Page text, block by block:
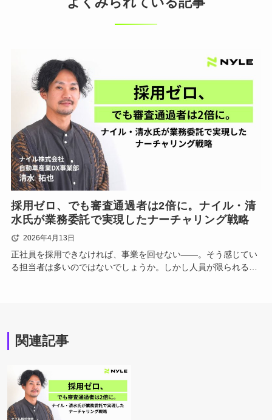
採用ゼロ、でも審査通過者は2倍に。ナイル・清
水氏が業務委託で実現したナーチャリング戦略
2026年4月13日
正社員を採用できなければ、事業を回せない——。そう感じてい
る担当者は多いのではないでしょうか。しかし人員が限られる中
関連記事